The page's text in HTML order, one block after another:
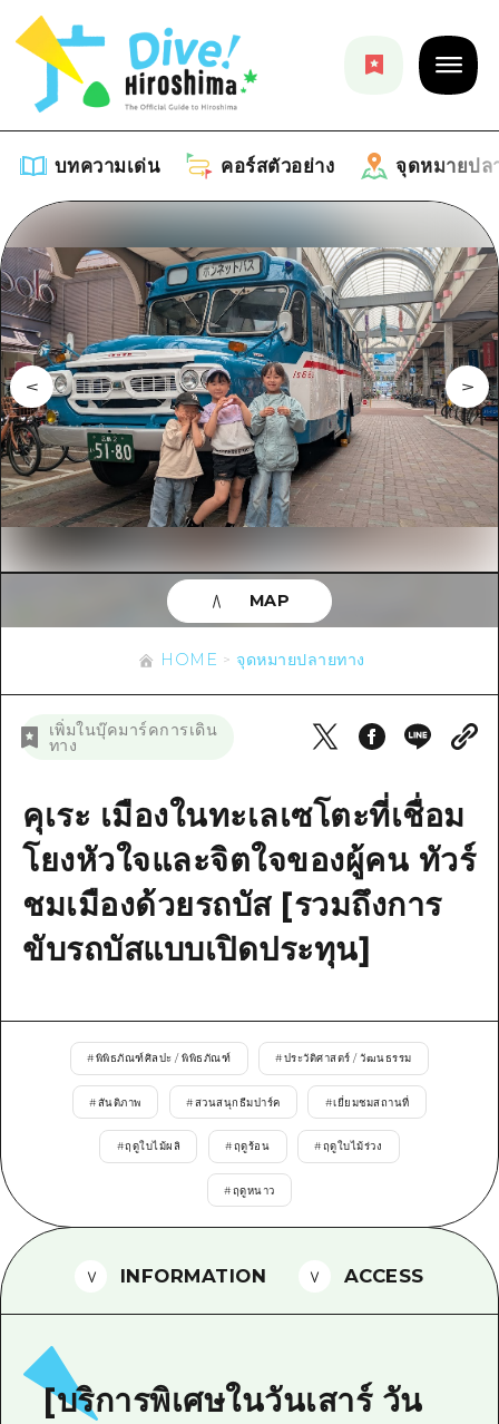
บทความเด่น คอร์สตัวอย่าง จุดหมายปล
บทความเด่น
รายการ
คำแนะนำ
ศิลปะ
งานอีเว้นท์ / เทศกาล
อาหารรสเลิศ / สุรา
ช้อปปิ้ง
กีฬา
สถานบันเทิงยามค่ำคืน
มาตรฐาน
ประวัติศาสตร์ / วัฒนธรรม
การรักษา
ธรรมชาติ
คอร์สตัวอย่าง
รายการ
คู่มือ Dive! Hiroshima
ฮิโรชิม่า โมชิ โมชิ ทราเวล
บริเวณรอบเมืองฮิโรชิม่า
อากิ
บิงโก
บริเวณรอบๆ มิยาจิมะ
จุดหมายปลายทาง
รายการ
บริเวณรอบเมืองฮิโรชิม่า
อากิ
บิงโก
บิโฮคุ
เกโฮคุ
จังหวัดเอฮิเมะ
อีเว้นท์
ข้อมูลตามฤดูกาล
ข้อมูลที่เป็นประโยชน์
รายการ
เข้าถึงเข้าถึง
สรุปการจราจรรอง
ตั๋วเที่ยวคุ้มค่าตั๋วเที่ยวคุ้มค่า
บริการรับฝากและจัดส่งสัมภาระ
ฮิโรชิมะโอโมะเตะนะชิ
ฮิโรชิม่า ฟรี Wi-Fi
วิดีโอฮิโรชิม่า
คำถามที่พบบ่อย
ดาวน์โหลดรูปภาพ
ข้อมูลการขนส่งระหว่างเกิดภัยพิบัติ
ข่าว
HOME จุดหมายปลายทาง
เพิ่มในบุ๊คมาร์คการเดิน
ทาง
คุเระ เมืองในทะเลเซโตะที่เชื่อม
โยงหัวใจและจิตใจของผู้คน ทัวร์
ชมเมืองด้วยรถบัส [รวมถึงการ
ขับรถบัสแบบเปิดประทุน]
#พิพิธภัณฑ์ศิลปะ / พิพิธภัณฑ์ #ประวัติศาสตร์ / วัฒนธรรม
#สันติภาพ #สวนสนุกธีมปาร์ค #เยี่ยมชมสถานที่
#ฤดูใบไม้ผลิ #ฤดูร้อน #ฤดูใบไม้ร่วง
#ฤดูหนาว
MAP
INFORMATION ACCESS
[บริการพิเศษในวันเสาร์ วัน